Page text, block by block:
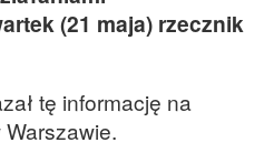
(21 maja) rzecznik
tę informację na